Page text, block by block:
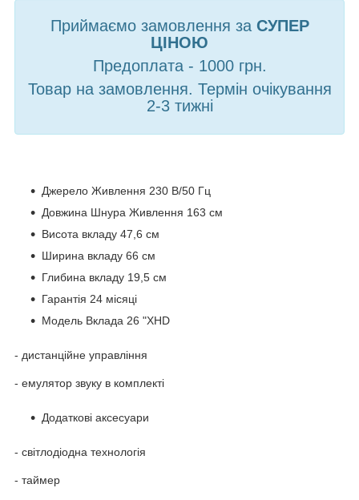
Приймаємо замовлення за СУПЕР
ЦІНОЮ
Предоплата - 1000 грн.
Товар на замовлення. Термін очікування
2-3 тижні
- таймер
- світлодіодна технологія
Додаткові аксесуари
- емулятор звуку в комплекті
- дистанційне управління
Джерело Живлення 230 В/50 Гц
Довжина Шнура Живлення 163 см
Висота вкладу 47,6 см
Ширина вкладу 66 см
Глибина вкладу 19,5 см
Гарантія 24 місяці
Модель Вклада 26 "XHD